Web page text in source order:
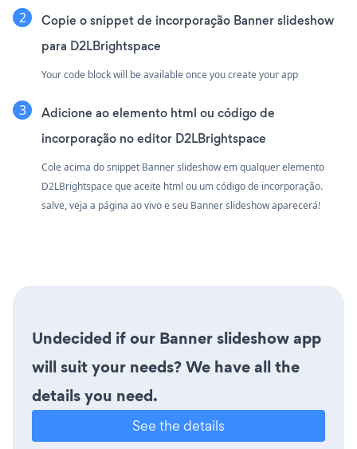
Copie o snippet de incorporação Banner slideshow
para D2LBrightspace
Your code block will be available once you create your app
Adicione ao elemento html ou código de
incorporação no editor D2LBrightspace
Cole acima do snippet Banner slideshow em qualquer elemento
D2LBrightspace que aceite html ou um código de incorporação.
salve, veja a página ao vivo e seu Banner slideshow aparecerá!
Undecided if our Banner slideshow app
will suit your needs? We have all the
details you need.
See the details